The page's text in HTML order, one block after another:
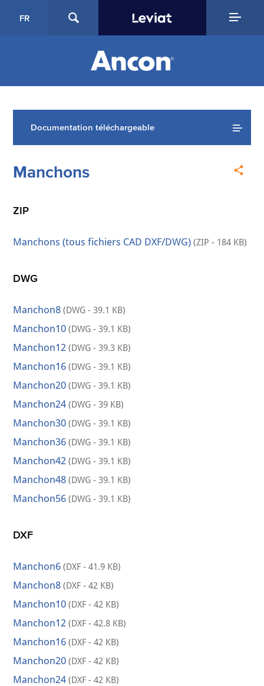
FR
Documentation téléchargeable
Manchons
ZIP
Manchons (tous fichiers CAD DXF/DWG) (ZIP - 184 KB)
DWG
Manchon8 (DWG - 39.1 KB)
Manchon10 (DWG - 39.1 KB)
Manchon12 (DWG - 39.3 KB)
Manchon16 (DWG - 39.1 KB)
Manchon20 (DWG - 39.1 KB)
Manchon24 (DWG - 39 KB)
Manchon30 (DWG - 39.1 KB)
Manchon36 (DWG - 39.1 KB)
Manchon42 (DWG - 39.1 KB)
Manchon48 (DWG - 39.1 KB)
Manchon56 (DWG - 39.1 KB)
DXF
Manchon6 (DXF - 41.9 KB)
Manchon8 (DXF - 42 KB)
Manchon10 (DXF - 42 KB)
Manchon12 (DXF - 42.8 KB)
Manchon16 (DXF - 42 KB)
Manchon20 (DXF - 42 KB)
Manchon24 (DXF - 42 KB)